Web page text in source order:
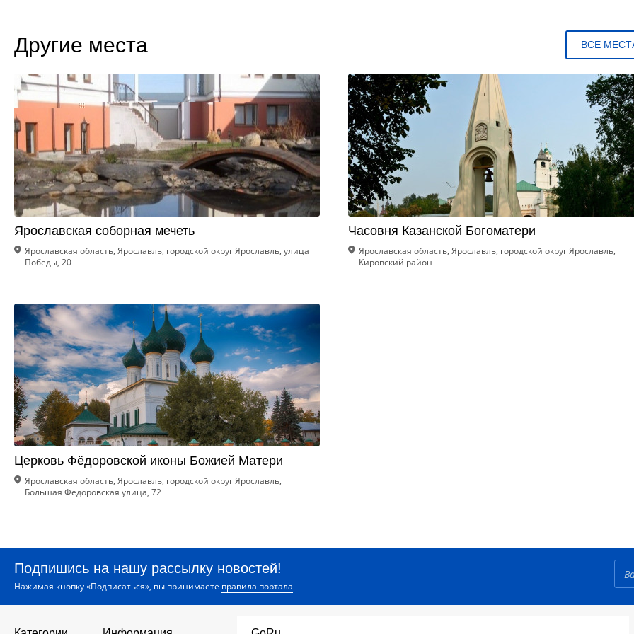
Другие места ВСЕ
Ярославская соборная мечеть
Ярославская область, Ярославль, городской округ Ярославль, улица
Победы, 20
Часовня Казанской Богоматери
Ярославская область, Ярославль, городской округ Ярославль,
Кировский район
Церковь Фёдоровской иконы Божией Матери
Ярославская область, Ярославль, городской округ Ярославль,
Большая Фёдоровская улица, 72
Подпишись на нашу рассылку новостей!
Нажимая кнопку «Подписаться», вы принимаете правила портала